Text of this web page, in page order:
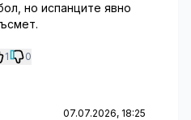
но испанците явно
1 0
07.07.2026, 18:25